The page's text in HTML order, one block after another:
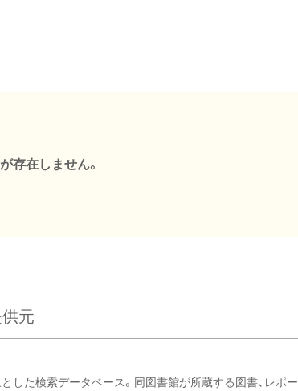
存在しません。
元
した検索データベース。同図書館が所蔵する図書、レポー